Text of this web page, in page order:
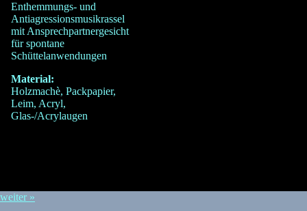
Enthemmungs- und
Antiagressionsmusikrassel
mit Ansprechpartnergesicht
für spontane
Schüttelanwendungen
Material:
Holzmachè, Packpapier,
Leim, Acryl,
Glas-/Acrylaugen
weiter »